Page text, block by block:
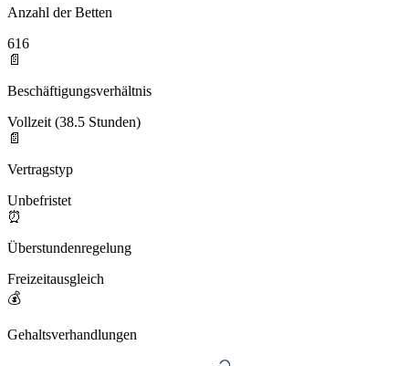
Anzahl der Betten
616
📄
Beschäftigungsverhältnis
Vollzeit (38.5 Stunden)
📄
Vertragstyp
Unbefristet
⏰
Überstundenregelung
Freizeitausgleich
💰
Gehaltsverhandlungen